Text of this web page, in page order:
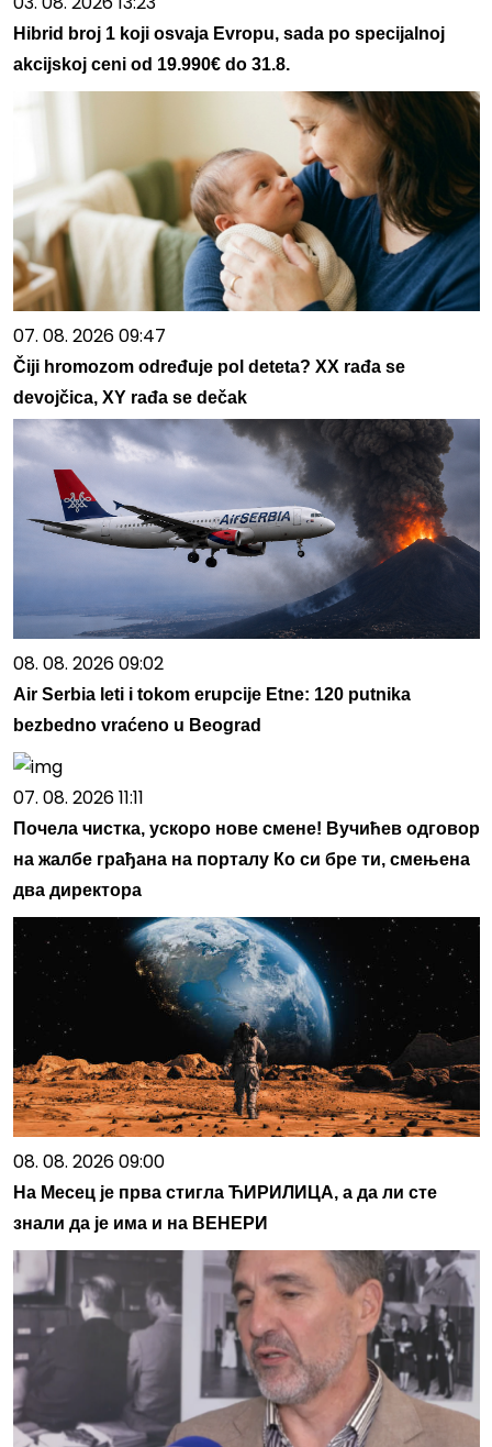
Hibrid broj 1 koji osvaja Evropu, sada po specijalnoj
akcijskoj ceni od 19.990€ do 31.8.
07. 08. 2026 09:47
Čiji hromozom određuje pol deteta? XX rađa se
devojčica, XY rađa se dečak
08. 08. 2026 09:02
Air Serbia leti i tokom erupcije Etne: 120 putnika
bezbedno vraćeno u Beograd
07. 08. 2026 11:11
Почела чистка, ускоро нове смене! Вучићев одговор
на жалбе грађана на порталу Ко си бре ти, смењена
два директора
08. 08. 2026 09:00
На Месец је прва стигла ЋИРИЛИЦА, а да ли сте
знали да је има и на ВЕНЕРИ